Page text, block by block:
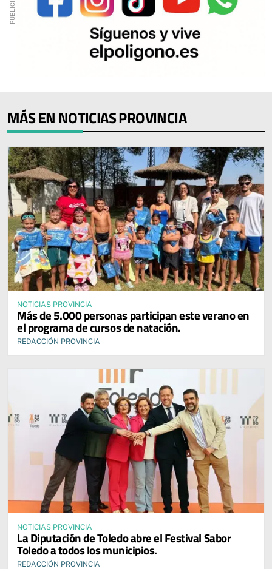
MÁS EN NOTICIAS PROVINCIA
NOTICIAS PROVINCIA
Más de 5.000 personas participan este verano en
el programa de cursos de natación.
REDACCIÓN PROVINCIA
NOTICIAS PROVINCIA
La Diputación de Toledo abre el Festival Sabor
Toledo a todos los municipios.
REDACCIÓN PROVINCIA